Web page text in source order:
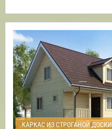
КАРКАС ИЗ СТРОГАНОЙ ДОСКИ